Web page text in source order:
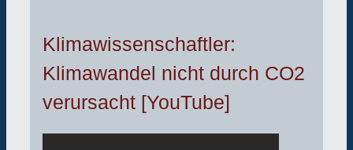
Klimawissenschaftler:
Klimawandel nicht durch CO2
verursacht [YouTube]